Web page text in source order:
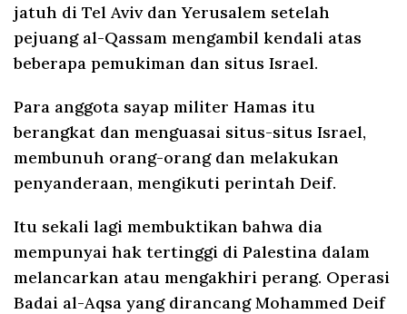
jatuh di Tel Aviv dan Yerusalem setelah
pejuang al-Qassam mengambil kendali atas
beberapa pemukiman dan situs Israel.
Para anggota sayap militer Hamas itu
berangkat dan menguasai situs-situs Israel,
membunuh orang-orang dan melakukan
penyanderaan, mengikuti perintah Deif.
Itu sekali lagi membuktikan bahwa dia
mempunyai hak tertinggi di Palestina dalam
melancarkan atau mengakhiri perang. Operasi
Badai al-Aqsa yang dirancang Mohammed Deif